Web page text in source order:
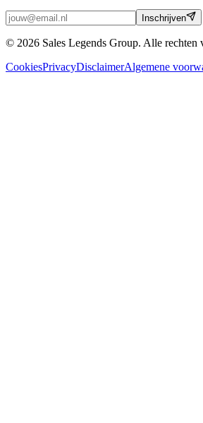
Inschrijven
© 2026 Sales Legends Group. Alle rechten
CookiesPrivacyDisclaimerAlgemene